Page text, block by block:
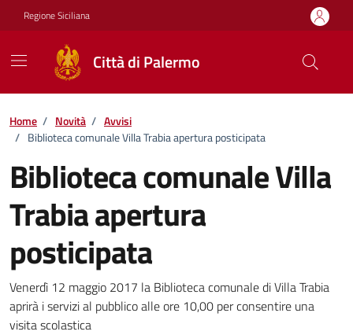
Vai ai contenuti
Vai al footer
Regione Siciliana
Città di Palermo
Home / Novità / Avvisi
/ Biblioteca comunale Villa Trabia apertura posticipata
Biblioteca comunale Villa
Trabia apertura
posticipata
Dettagli della notizia
Venerdì 12 maggio 2017 la Biblioteca comunale di Villa Trabia
aprirà i servizi al pubblico alle ore 10,00 per consentire una
visita scolastica